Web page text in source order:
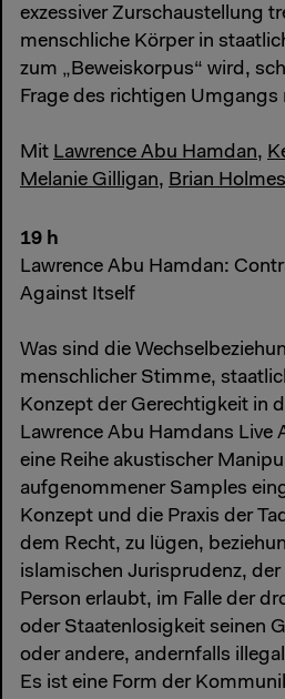
exzessiver Zurschaustellung
menschliche Körper in
zum „Beweiskorpus“ wird,
Frage des richtigen Umgangs
Mit Lawrence Abu Hamdan,
Melanie Gilligan, Brian Holmes
19 h
Lawrence Abu Hamdan:
Against Itself
Was sind die
menschlicher Stimme,
Konzept der Gerechtigkeit in
Lawrence Abu Hamdans Live
eine Reihe akustischer
aufgenommener Samples
Konzept und die Praxis der
dem Recht, zu lügen,
islamischen Jurisprudenz,
Person erlaubt, im Falle der
oder Staatenlosigkeit seinen
oder andere, andernfalls
Es ist eine Form der